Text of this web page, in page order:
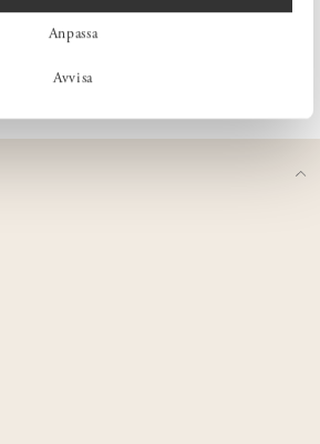
Anpassa
Avvisa